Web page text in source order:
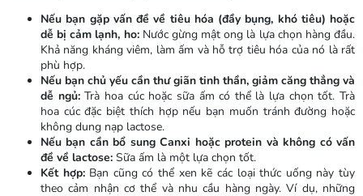
Nếu bạn gặp vấn đề về tiêu hóa (đầy bụng, khó tiêu) hoặc
dễ bị cảm lạnh, ho:Nước gừng mật ong là lựa chọn hàng đầu.
Khả năng kháng viêm, làm ấm và hỗ trợ tiêu hóa của nó là rất
phù hợp.
Nếu bạn chủ yếu cần thư giãn tinh thần, giảm căng thẳng và
dễ ngủ:Trà hoa cúc hoặc sữa ấm có thể là lựa chọn tốt. Trà
hoa cúc đặc biệt thích hợp nếu bạn muốn tránh đường hoặc
không dung nạp lactose.
Nếu bạn cần bổ sung Canxi hoặc protein và không có vấn
đề về lactose: Sữa ấm là một lựa chọn tốt.
Kết hợp:Bạn cũng có thể xen kẽ các loại thức uống này tùy
theo cảm nhận cơ thể và nhu cầu hàng ngày. Ví dụ, những